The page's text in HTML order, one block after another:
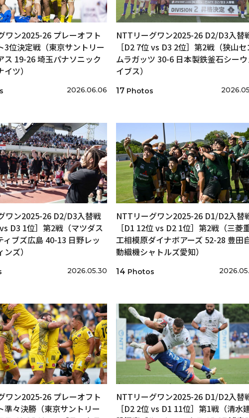
ワン2025-26 プレーオフト
3位決定戦（東京サントリー
ス 19-26 埼玉パナソニック
ツ）
2026.06.06
NTTリーグワン2025-26 D2/D3入替
［D2 7位 vs D3 2位］第2戦（狭山セ
ムラガッツ 30-6 日本製鉄釜石シーウ
イブス）
17 Photos
ワン2025-26 D2/D3入替戦
D3 1位］第2戦（マツダス
ィブズ広島 40-13 日野レッ
ズ）
2026.05.30
NTTリーグワン2025-26 D1/D2入替
［D1 12位 vs D2 1位］第2戦（三菱
工相模原ダイナボアーズ 52-28 豊田
動織機シャトルズ愛知）
14 Photos
ワン2025-26 プレーオフト
準々決勝（東京サントリー
NTTリーグワン2025-26 D1/D2入替
［D2 2位 vs D1 11位］第1戦（清水